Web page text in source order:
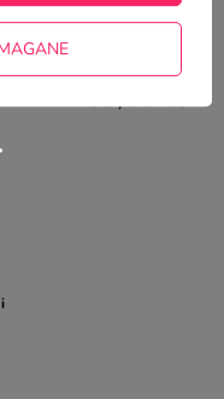
35,00 zł / szt.